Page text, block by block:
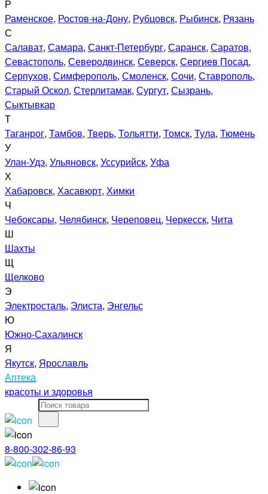
Р
Раменское, Ростов-на-Дону, Рубцовск, Рыбинск, Рязань
С
Салават, Самара, Санкт-Петербург, Саранск, Саратов,
Севастополь, Северодвинск, Северск, Сергиев Посад,
Серпухов, Симферополь, Смоленск, Сочи, Ставрополь,
Старый Оскол, Стерлитамак, Сургут, Сызрань,
Сыктывкар
Т
Таганрог, Тамбов, Тверь, Тольятти, Томск, Тула, Тюмень
У
Улан-Удэ, Ульяновск, Уссурийск, Уфа
Х
Хабаровск, Хасавюрт, Химки
Ч
Чебоксары, Челябинск, Череповец, Черкесск, Чита
Ш
Шахты
Щ
Щелково
Э
Электросталь, Элиста, Энгельс
Ю
Южно-Сахалинск
Я
Якутск, Ярославль
Аптека
красоты и здоровья
8-800-302-86-93